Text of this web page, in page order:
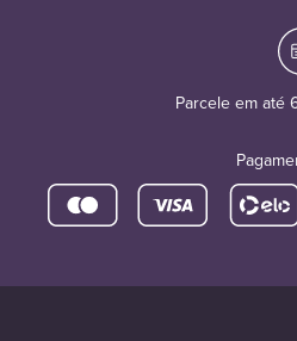
Parcele em até